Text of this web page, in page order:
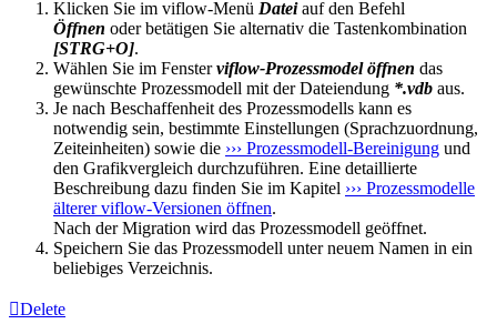
Klicken Sie im viflow-Menü Dateiauf den Befehl
Öffnen oder betätigen Sie alternativ die Tastenkombination
[STRG+O].
Wählen Sie im Fensterviflow-Prozessmodel öffnen das
gewünschte Prozessmodell mit der Dateiendung *.vdb aus.
Je nach Beschaffenheit des Prozessmodells kann es
notwendig sein, bestimmte Einstellungen (Sprachzuordnung,
Zeiteinheiten) sowie die ››› Prozessmodell-Bereinigung und
den Grafikvergleich durchzuführen. Eine detaillierte
Beschreibung dazu finden Sie im Kapitel ››› Prozessmodelle
älterer viflow-Versionen öffnen.
Nach der Migration wird das Prozessmodell geöffnet.
Speichern Sie das Prozessmodell unter neuem Namen in ein
beliebiges Verzeichnis.
Delete